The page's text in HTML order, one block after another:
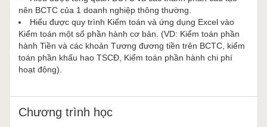
Kiểm toán. Sau khi học xong, học viên sẽ:
- Hiểu được tổng quanBCTC và các thành phần cấu tạo nên
BCTC của 1 doanh nghiệp thông thường.
- Biết được tổng quanvề Excel, một số phím tắt và những hàm
cơ bản nhưng rất cần thiết trong Excel.
- Hiểu được quy trình Kiểm toán và ứng dụng Excel vào
hành Tiền và các khoản Tương đương tiền trên BCTC, kiểm
toán phần khấu hao TSCĐ, Kiểm toán phần hành chi phí
hoạt động).
nên BCTC của 1 doanh nghiệp thông thường.
Hiểu được quy trình Kiểm toán và ứng dụng Excel vào
Kiểm toán một số phần hành cơ bản. (VD: Kiểm toán phần
hành Tiền và các khoản Tương đương tiền trên BCTC, kiểm
toán phần khấu hao TSCĐ, Kiểm toán phần hành chi phí
hoạt động).
Chương trình học